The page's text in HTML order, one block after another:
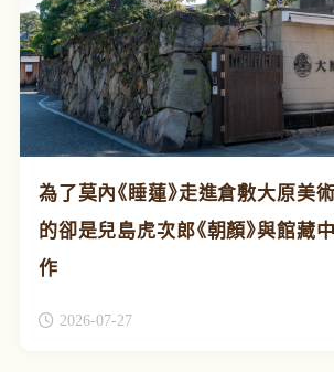
為了莫內《睡蓮》走進倉敷大原美
的卻是兒島虎次郎《朝顏》與館藏
作
2026-07-27